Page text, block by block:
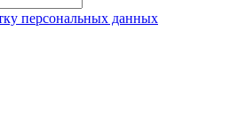
персональных данных